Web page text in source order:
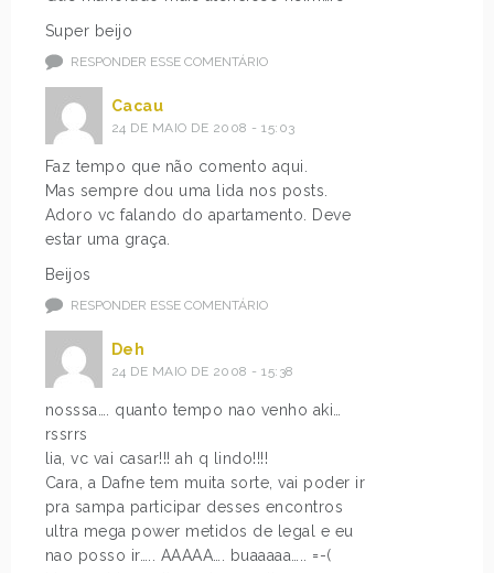
Super beijo
RESPONDER ESSE COMENTÁRIO
Cacau
24 DE MAIO DE 2008 - 15:03
Faz tempo que não comento aqui.
Mas sempre dou uma lida nos posts.
Adoro vc falando do apartamento. Deve
estar uma graça.
Beijos
RESPONDER ESSE COMENTÁRIO
Deh
24 DE MAIO DE 2008 - 15:38
nosssa…. quanto tempo nao venho aki…
rssrrs
lia, vc vai casar!!! ah q lindo!!!!
Cara, a Dafne tem muita sorte, vai poder ir
pra sampa participar desses encontros
ultra mega power metidos de legal e eu
nao posso ir….. AAAAA…. buaaaaa….. =-(